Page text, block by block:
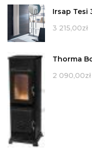
Irsap Tesi
3 215,00zł
Thorma
2 090,00zł